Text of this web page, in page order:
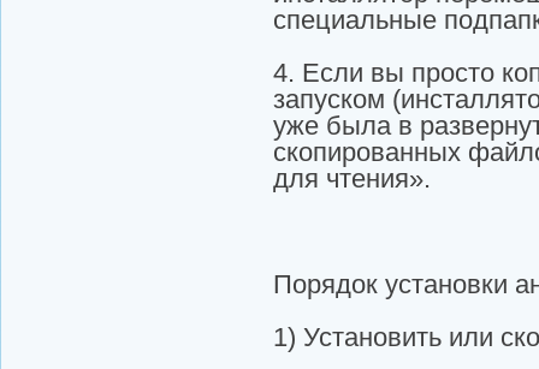
специальные
4. Если вы просто
запуском
уже была в
скопированных
для чтения».
Порядок установки
1) Установить или